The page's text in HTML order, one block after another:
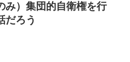
み）集団的自衛権を行
だろう